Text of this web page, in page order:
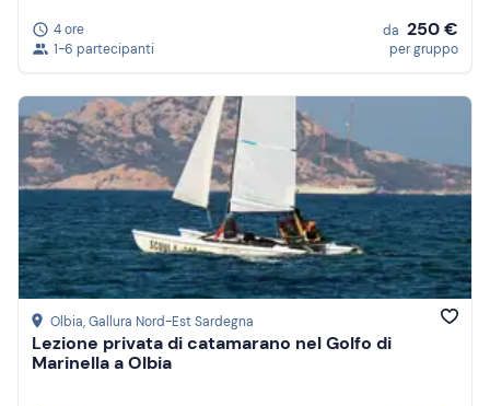
4 ore
1-6 partecipanti
da 250 €
per gruppo
Olbia, Gallura Nord-Est Sardegna
Lezione privata di catamarano nel Golfo di
Marinella a Olbia